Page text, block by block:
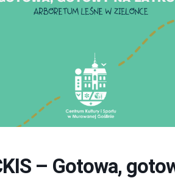
– Gotowa,